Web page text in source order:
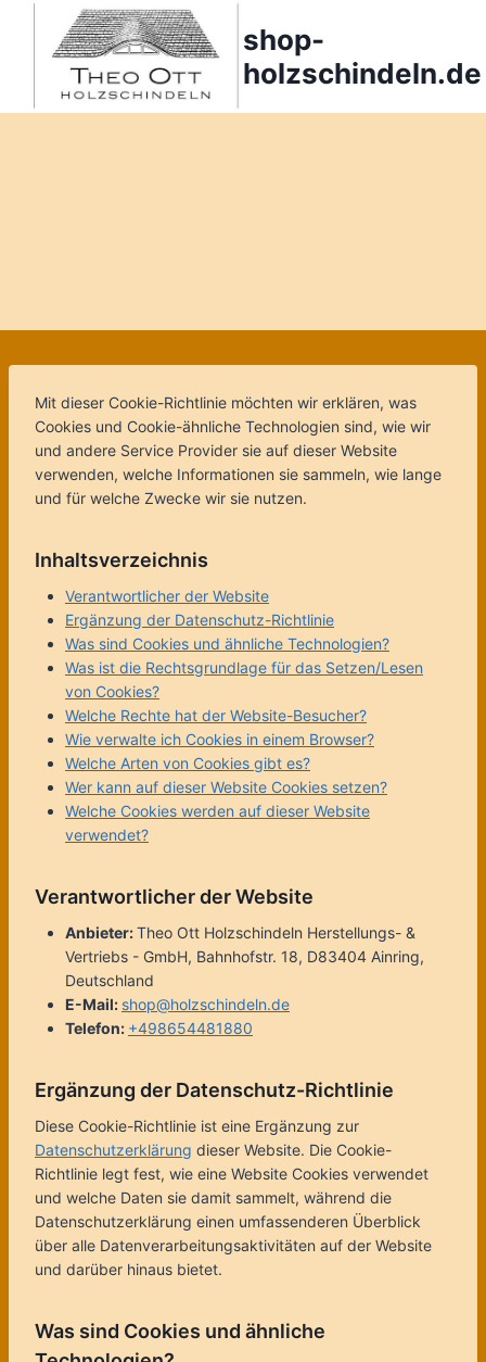
springen
shop-
holzschindeln.de
Mit dieser Cookie-Richtlinie möchten wir erklären, was
Cookies und Cookie-ähnliche Technologien sind, wie wir
und andere Service Provider sie auf dieser Website
verwenden, welche Informationen sie sammeln, wie lange
und für welche Zwecke wir sie nutzen.
Inhaltsverzeichnis
Verantwortlicher der Website
Ergänzung der Datenschutz-Richtlinie
Was sind Cookies und ähnliche Technologien?
Was ist die Rechtsgrundlage für das Setzen/Lesen
von Cookies?
Welche Rechte hat der Website-Besucher?
Wie verwalte ich Cookies in einem Browser?
Welche Arten von Cookies gibt es?
Wer kann auf dieser Website Cookies setzen?
Welche Cookies werden auf dieser Website
verwendet?
Verantwortlicher der Website
Anbieter:Theo Ott Holzschindeln Herstellungs- &
Vertriebs - GmbH, Bahnhofstr. 18, D83404 Ainring,
Deutschland
E-Mail: shop@holzschindeln.de
Telefon: +498654481880
Ergänzung der Datenschutz-Richtlinie
Diese Cookie-Richtlinie ist eine Ergänzung zur
Datenschutzerklärung dieser Website. Die Cookie-
Richtlinie legt fest, wie eine Website Cookies verwendet
und welche Daten sie damit sammelt, während die
Datenschutzerklärung einen umfassenderen Überblick
über alle Datenverarbeitungsaktivitäten auf der Website
und darüber hinaus bietet.
Was sind Cookies und ähnliche